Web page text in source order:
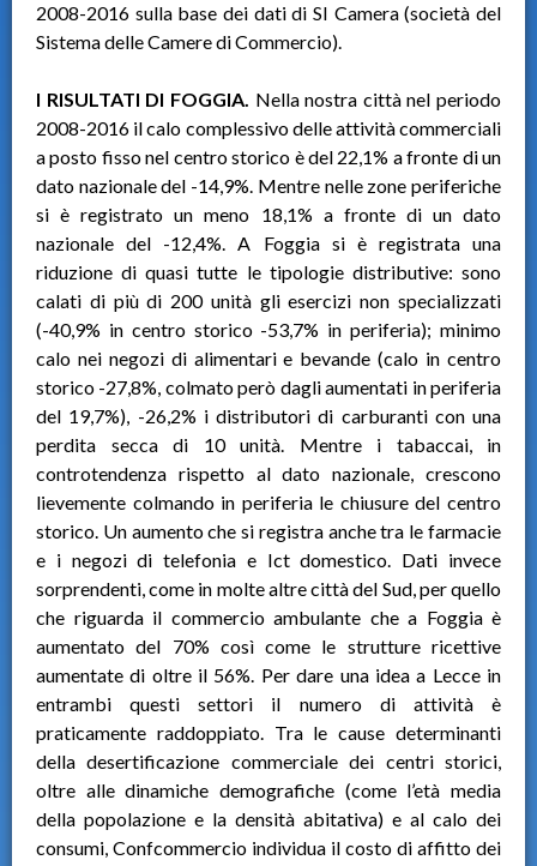
2008-2016 sulla base dei dati di SI Camera (società del
Sistema delle Camere di Commercio).
I RISULTATI DI FOGGIA. Nella nostra città nel periodo
2008-2016 il calo complessivo delle attività commerciali
a posto fisso nel centro storico è del 22,1% a fronte di un
dato nazionale del -14,9%. Mentre nelle zone periferiche
si è registrato un meno 18,1% a fronte di un dato
nazionale del -12,4%. A Foggia si è registrata una
riduzione di quasi tutte le tipologie distributive: sono
calati di più di 200 unità gli esercizi non specializzati
(-40,9% in centro storico -53,7% in periferia); minimo
calo nei negozi di alimentari e bevande (calo in centro
storico -27,8%, colmato però dagli aumentati in periferia
del 19,7%), -26,2% i distributori di carburanti con una
perdita secca di 10 unità. Mentre i tabaccai, in
controtendenza rispetto al dato nazionale, crescono
lievemente colmando in periferia le chiusure del centro
storico. Un aumento che si registra anche tra le farmacie
e i negozi di telefonia e Ict domestico. Dati invece
sorprendenti, come in molte altre città del Sud, per quello
che riguarda il commercio ambulante che a Foggia è
aumentato del 70% così come le strutture ricettive
aumentate di oltre il 56%. Per dare una idea a Lecce in
entrambi questi settori il numero di attività è
praticamente raddoppiato. Tra le cause determinanti
della desertificazione commerciale dei centri storici,
oltre alle dinamiche demografiche (come l’età media
della popolazione e la densità abitativa) e al calo dei
consumi, Confcommercio individua il costo di affitto dei